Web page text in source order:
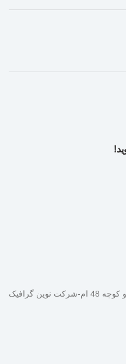
گرافیک